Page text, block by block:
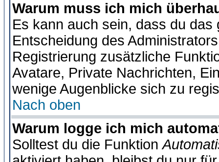
Warum muss ich mich
Es kann auch sein, dass du
Entscheidung des
Registrierung zusätzliche
Avatare, Private Nachrichten,
wenige Augenblicke sich zu
Nach oben
Warum logge ich mich
Solltest du die Funktion